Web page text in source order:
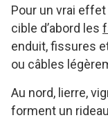
Pour un vrai effet
cible d’abord les
enduit, fissures
ou câbles
Au nord, lierre,
forment un